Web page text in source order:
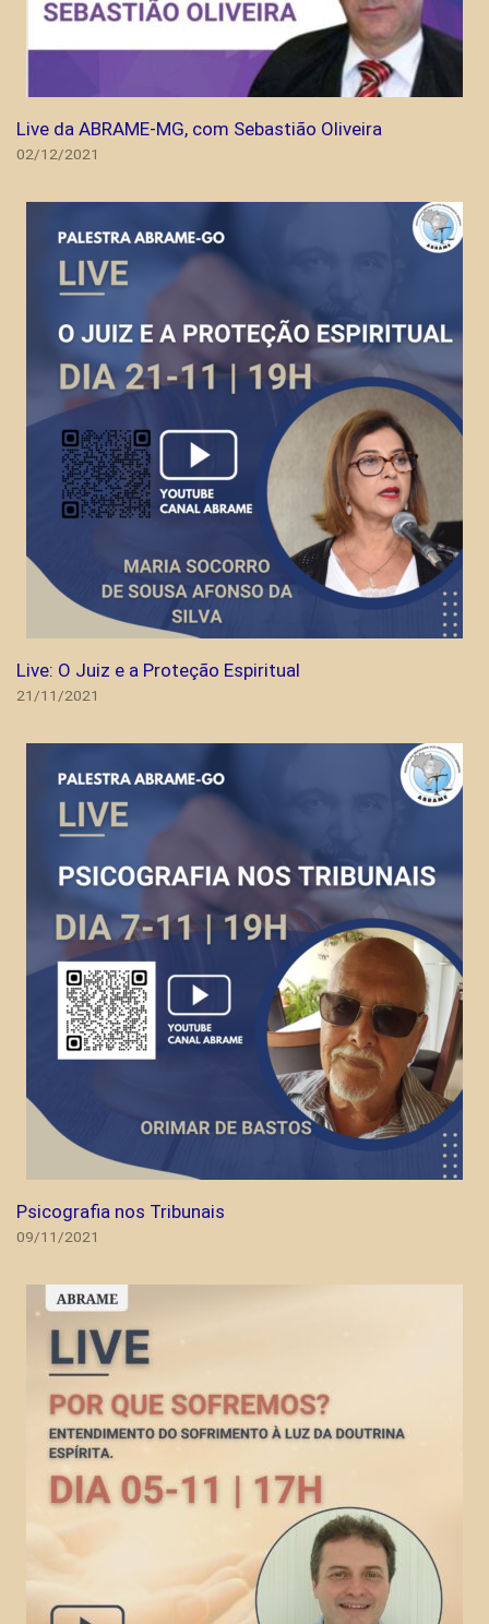
Live da ABRAME-MG, com Sebastião Oliveira
02/12/2021
Live: O Juiz e a Proteção Espiritual
21/11/2021
Psicografia nos Tribunais
09/11/2021